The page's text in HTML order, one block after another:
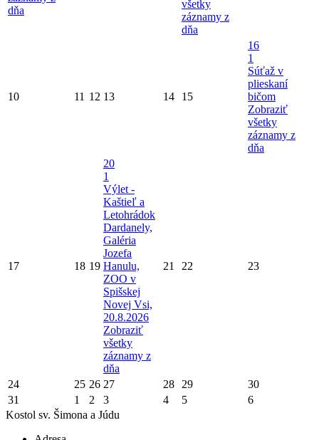
dňa
všetky
záznamy z
dňa
10 11 12 13 14 15
16
1
Súťaž v
plieskaní
bičom
Zobraziť
všetky
záznamy z
dňa
17 18 19
20
1
Výlet -
Kaštieľ a
Letohrádok
Dardanely,
Galéria
Jozefa
Hanulu,
ZOO v
Spišskej
Novej Vsi,
20.8.2026
Zobraziť
všetky
záznamy z
dňa
21 22 23
24 25 26 27 28 29
30
31
1 2 3 4 5
6
Kostol sv. Šimona a Júdu